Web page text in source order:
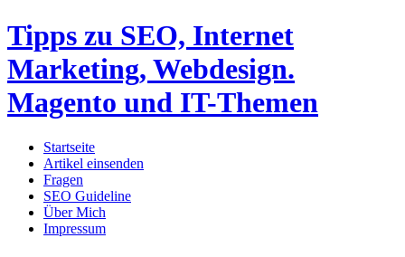
Tipps zu SEO, Internet
Marketing, Webdesign.
Magento und IT-Themen
Startseite
Artikel einsenden
Fragen
SEO Guideline
Über Mich
Impressum